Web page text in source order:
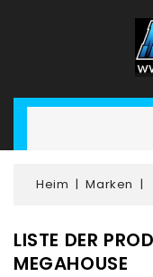
Heim Marken
LISTE DER
MEGAHOUSE